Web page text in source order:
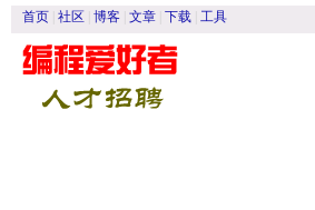
首页 社区 博客 文章 下载 工具